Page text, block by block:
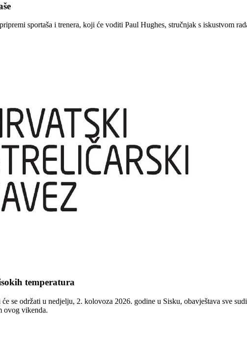
sportaša i trenera, koji će voditi Paul Hughes, stručnjak s iskustvom
temperatura
se održati u nedjelju, 2. kolovoza 2026. godine u Sisku, obavještava sve
ovog vikenda.